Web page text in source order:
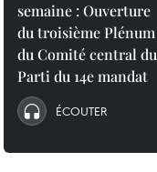
semaine : Ouverture
du troisième Plénum
du Comité central du
Parti du 14e mandat
ÉCOUTER